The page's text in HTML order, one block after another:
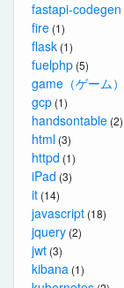
fastapi-codegen
fire (1)
flask (1)
fuelphp (5)
game（ゲーム）
gcp (1)
handsontable (2)
html (3)
httpd (1)
iPad (3)
it (14)
javascript (18)
jquery (2)
jwt (3)
kibana (1)